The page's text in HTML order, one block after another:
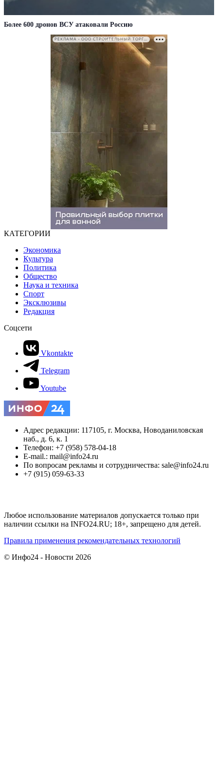
Более 600 дронов ВСУ атаковали Россию
РЕКЛАМА • ООО СТРОИТЕЛЬНЫЙ ТОРГОВЫЙ ДОМ «ПЕТРОВИЧ». ИНН: 7802348846
КАТЕГОРИИ
Экономика
Культура
Политика
Общество
Наука и техника
Спорт
Эксклюзивы
Редакция
Соцсети
Vkontakte
Telegram
Youtube
Адрес редакции: 117105, г. Москва, Новоданиловская
наб., д. 6, к. 1
Телефон: +7 (958) 578-04-18
E-mail.: mail@info24.ru
По вопросам рекламы и сотрудничества: sale@info24.ru
+7 (915) 059-63-33
Любое использование материалов допускается только при
наличии ссылки на INFO24.RU; 18+, запрещено для детей.
Правила применения рекомендательных технологий
© Инфо24 - Новости 2026